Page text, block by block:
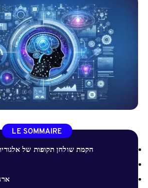
LE SOMMAIRE
הקמת שולחן תקופות של